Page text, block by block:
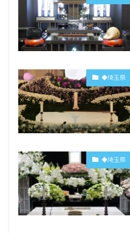
◆埼玉県
◆埼玉県